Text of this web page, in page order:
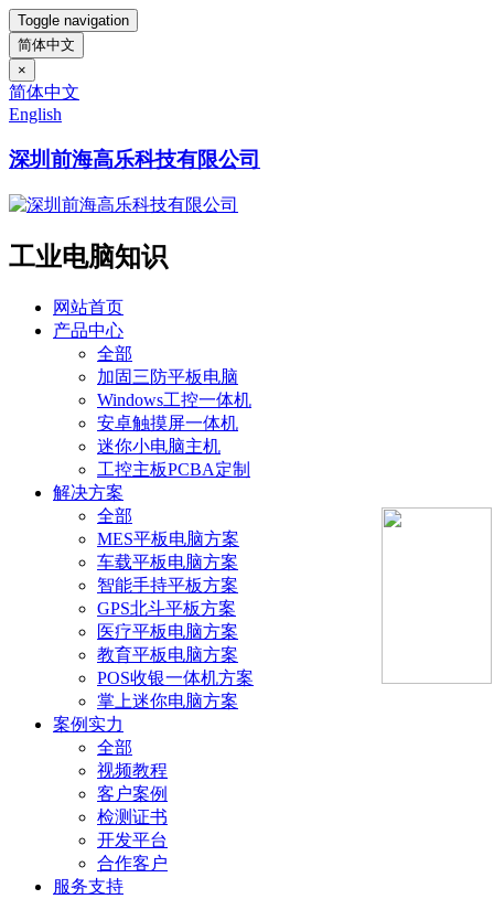
Toggle navigation
简体中文
×
简体中文
English
深圳前海高乐科技有限公司
工业电脑知识
网站首页
产品中心
全部
加固三防平板电脑
Windows工控一体机
安卓触摸屏一体机
迷你小电脑主机
工控主板PCBA定制
解决方案
全部
MES平板电脑方案
车载平板电脑方案
智能手持平板方案
GPS北斗平板方案
医疗平板电脑方案
教育平板电脑方案
POS收银一体机方案
掌上迷你电脑方案
案例实力
全部
视频教程
客户案例
检测证书
开发平台
合作客户
服务支持